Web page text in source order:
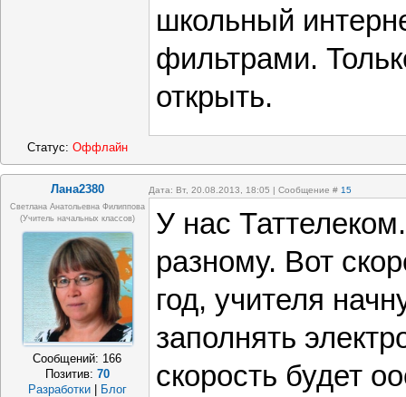
школьный
фильтрами.
открыть.
Статус: Оффлайн
Лана2380 Дата: Вт, 20.08.2013, 18:05 | Сообщение # 15
Cветлана Анатольевна Филиппова
(учитель начальных классов)
Сообщений: 166
Позитив: 70
Разработки
Блог
У нас
разному. Вот
год, учителя
заполнять
скорость будет